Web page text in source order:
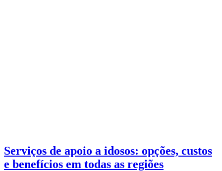
Serviços de apoio a idosos: opções, custos
e benefícios em todas as regiões